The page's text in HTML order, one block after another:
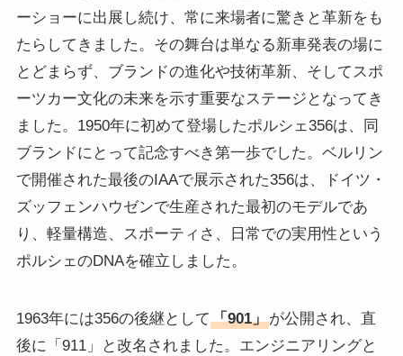
ーショーに出展し続け、常に来場者に驚きと革新をも
たらしてきました。その舞台は単なる新車発表の場に
とどまらず、ブランドの進化や技術革新、そしてスポ
ーツカー文化の未来を示す重要なステージとなってき
ました。1950年に初めて登場したポルシェ356は、同
ブランドにとって記念すべき第一歩でした。ベルリン
で開催された最後のIAAで展示された356は、ドイツ・
ズッフェンハウゼンで生産された最初のモデルであ
り、軽量構造、スポーティさ、日常での実用性という
ポルシェのDNAを確立しました。
1963年には356の後継として 「901」が公開され、直
後に「911」と改名されました。エンジニアリングと